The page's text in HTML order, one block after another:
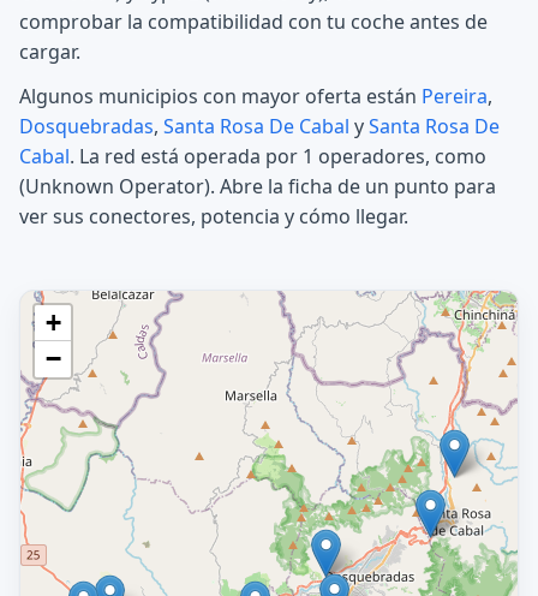
comprobar la compatibilidad con tu coche antes de
cargar.
Algunos municipios con mayor oferta están Pereira,
Dosquebradas, Santa Rosa De Cabal ySanta Rosa De
Cabal. La red está operada por 1 operadores, como
(Unknown Operator). Abre la ficha de un punto para
ver sus conectores, potencia y cómo llegar.
+
−